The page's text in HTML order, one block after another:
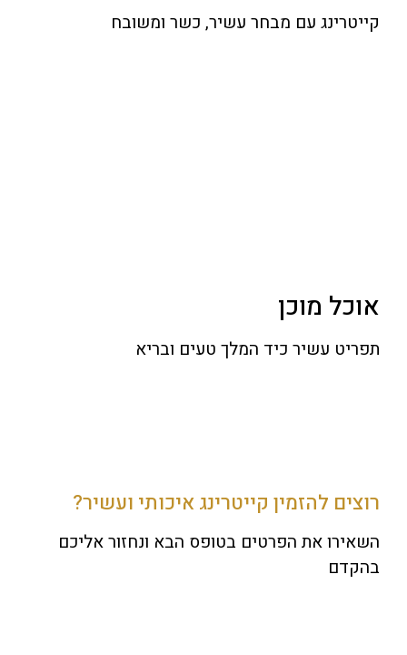
קייטרינג עם מבחר עשיר, כשר ומשובח
אוכל מוכן
תפריט עשיר כיד המלך טעים ובריא
רוצים להזמין קייטרינג איכותי ועשיר?
השאירו את הפרטים בטופס הבא ונחזור אליכם
בהקדם